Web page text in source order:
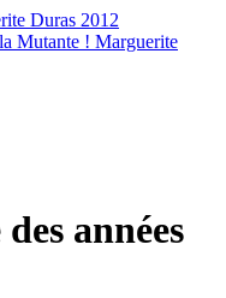
Duras 2012
Mutante ! Marguerite
années